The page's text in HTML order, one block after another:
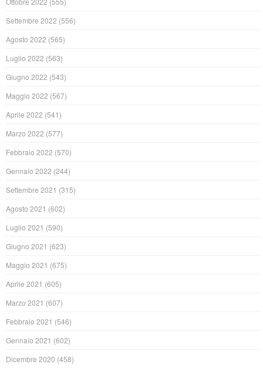
Settembre 2022 (556)
Agosto 2022 (565)
Luglio 2022 (563)
Giugno 2022 (543)
Maggio 2022 (567)
Aprile 2022 (541)
Marzo 2022 (577)
Febbraio 2022 (570)
Gennaio 2022 (244)
Settembre 2021 (315)
Agosto 2021 (602)
Luglio 2021 (590)
Giugno 2021 (623)
Maggio 2021 (675)
Aprile 2021 (605)
Marzo 2021 (607)
Febbraio 2021 (546)
Gennaio 2021 (602)
Dicembre 2020 (458)